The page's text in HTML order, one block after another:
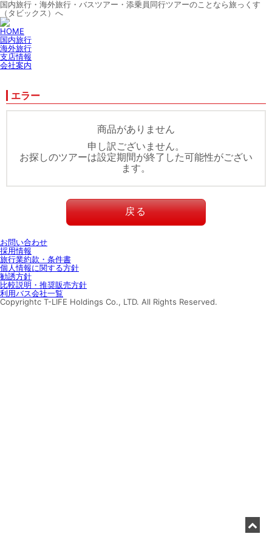
国内旅行・海外旅行・バスツアー・添乗員同行ツアーのことなら旅っくす
（タビックス）へ
HOME
国内旅行
海外旅行
支店情報
会社案内
エラー
商品がありません
申し訳ございません。
お探しのツアーは設定期間が終了した可能性がござい
ます。
戻る
お問い合わせ
採用情報
旅行業約款・条件書
個人情報に関する方針
勧誘方針
比較説明・推奨販売方針
利用バス会社一覧
Copyrightc T-LIFE Holdings Co., LTD. All Rights Reserved.